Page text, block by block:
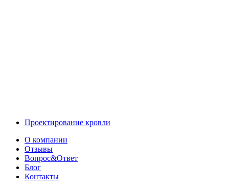
Проектирование кровли
О компании
Отзывы
Вопрос&Ответ
Блог
Контакты